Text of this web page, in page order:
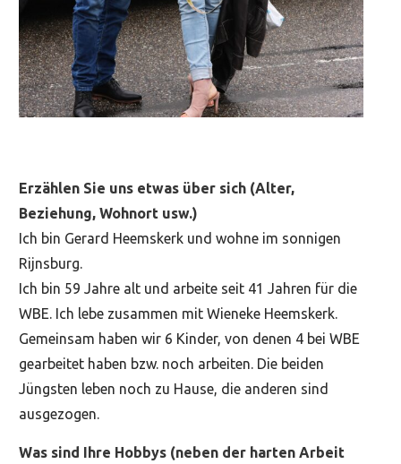
Erzählen Sie uns etwas über sich (Alter,
Beziehung, Wohnort usw.)
Ich bin Gerard Heemskerk und wohne im sonnigen
Rijnsburg.
Ich bin 59 Jahre alt und arbeite seit 41 Jahren für die
WBE. Ich lebe zusammen mit Wieneke Heemskerk.
Gemeinsam haben wir 6 Kinder, von denen 4 bei WBE
gearbeitet haben bzw. noch arbeiten. Die beiden
Jüngsten leben noch zu Hause, die anderen sind
ausgezogen.
Was sind Ihre Hobbys (neben der harten Arbeit